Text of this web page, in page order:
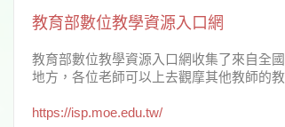
教育部數位教學資源入口網
教育部數位教學資源入口網收集了來自全
地方，各位老師可以上去觀摩其他教師的
https://isp.moe.edu.tw/